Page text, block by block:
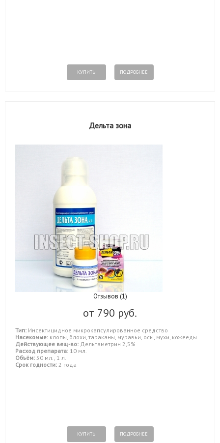
КУПИТЬ ПОДРОБНЕЕ
Дельта зона
Отзывов (1)
от 790 руб.
Тип: Инсектицидное микрокапсулированное средство
Насекомые: клопы, блохи, тараканы, муравьи, осы, мухи, кожееды.
Действующее вещ-во: Дельтаметрин 2,5%
Расход препарата: 10 мл.
Объём: 50 мл., 1 л.
Срок годности: 2 года
КУПИТЬ ПОДРОБНЕЕ